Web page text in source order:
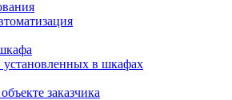
в шкафах
заказчика